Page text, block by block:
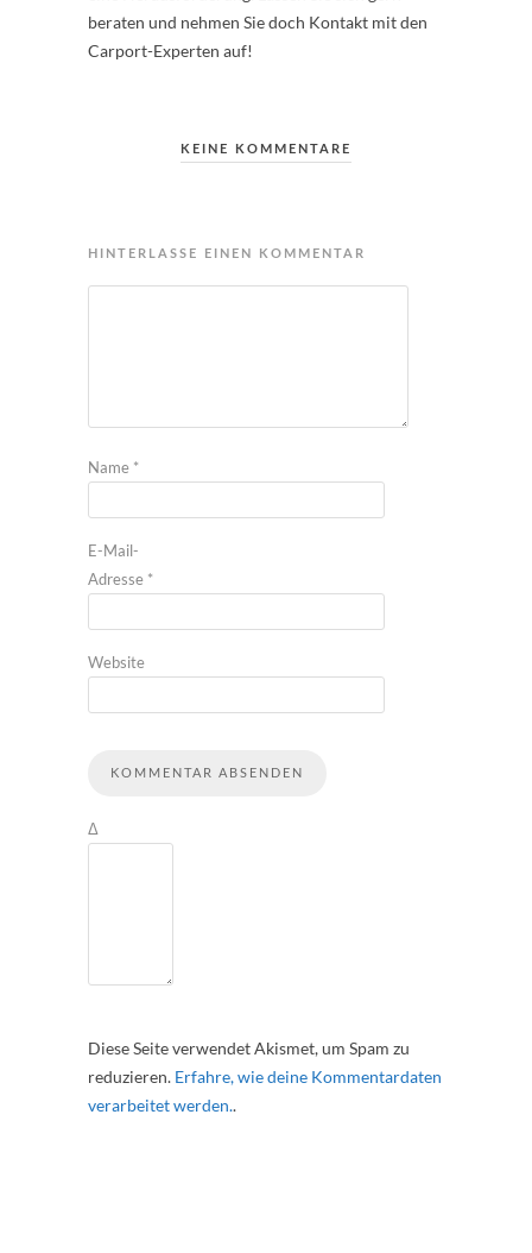
beraten und nehmen Sie doch Kontakt mit den
Carport-Experten auf!
KEINE KOMMENTARE
HINTERLASSE EINEN KOMMENTAR
Name *
E-Mail-
Adresse *
Website
Δ
Diese Seite verwendet Akismet, um Spam zu
reduzieren. Erfahre, wie deine Kommentardaten
verarbeitet werden..